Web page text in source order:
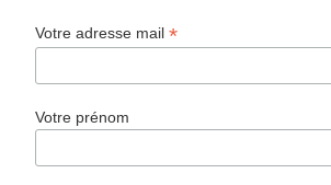
Votre adresse mail*
Votre prénom